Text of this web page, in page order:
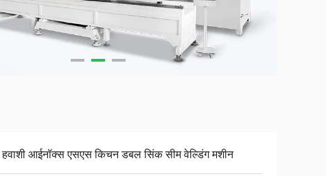
हवाशी आईनॉक्स एसएस किचन डबल सिंक सीम वेल्डिंग मशीन